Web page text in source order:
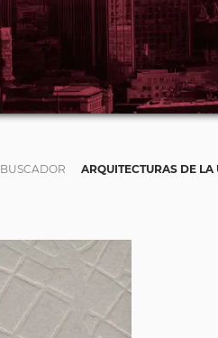
BUSCADOR ARQUITECTURAS DE